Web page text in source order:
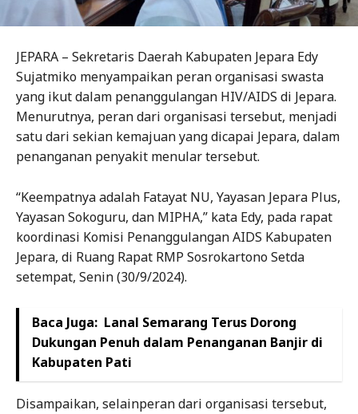
JEPARA – Sekretaris Daerah Kabupaten Jepara Edy
Sujatmiko menyampaikan peran organisasi swasta
yang ikut dalam penanggulangan HIV/AIDS di Jepara.
Menurutnya, peran dari organisasi tersebut, menjadi
satu dari sekian kemajuan yang dicapai Jepara, dalam
penanganan penyakit menular tersebut.
“Keempatnya adalah Fatayat NU, Yayasan Jepara Plus,
Yayasan Sokoguru, dan MIPHA,” kata Edy, pada rapat
koordinasi Komisi Penanggulangan AIDS Kabupaten
Jepara, di Ruang Rapat RMP Sosrokartono Setda
setempat, Senin (30/9/2024).
Baca Juga: Lanal Semarang Terus Dorong
Dukungan Penuh dalam Penanganan Banjir di
Kabupaten Pati
Disampaikan, selainperan dari organisasi tersebut,